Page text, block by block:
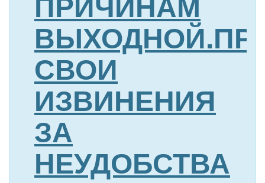
СВОИ
ИЗВИНЕНИЯ
ЗА
НЕУДОБСТВА